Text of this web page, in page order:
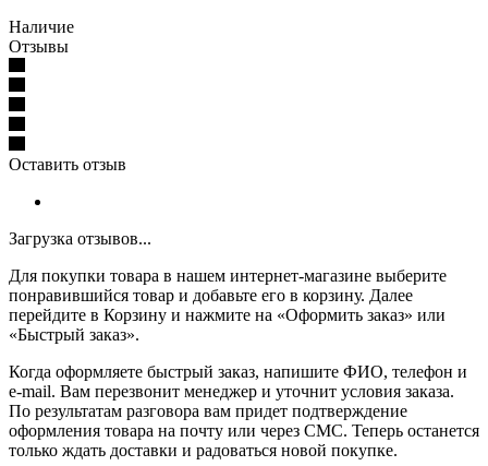
Наличие
Отзывы
Оставить отзыв
Загрузка отзывов...
Для покупки товара в нашем интернет-магазине выберите
понравившийся товар и добавьте его в корзину. Далее
перейдите в Корзину и нажмите на «Оформить заказ» или
«Быстрый заказ».
Когда оформляете быстрый заказ, напишите ФИО, телефон и
e-mail. Вам перезвонит менеджер и уточнит условия заказа.
По результатам разговора вам придет подтверждение
оформления товара на почту или через СМС. Теперь останется
только ждать доставки и радоваться новой покупке.